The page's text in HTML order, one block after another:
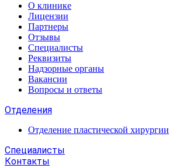
О клинике
Лицензии
Партнеры
Отзывы
Специалисты
Реквизиты
Надзорные органы
Вакансии
Вопросы и ответы
Отделения
Отделение пластической хирургии
Специалисты
Контакты